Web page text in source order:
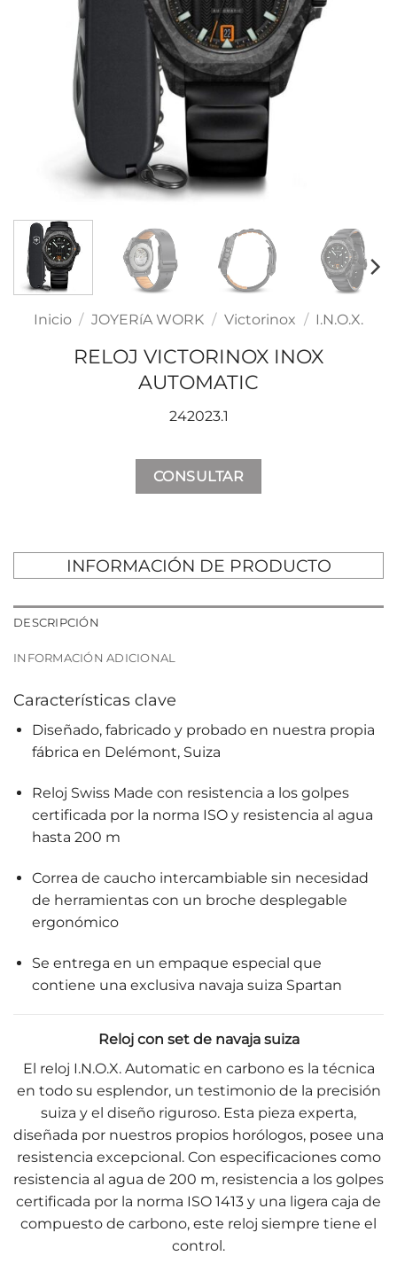
Inicio / JOYERíA WORK / Victorinox / I.N.O.X.
RELOJ VICTORINOX INOX
AUTOMATIC
242023.1
CONSULTAR
INFORMACIÓN DE PRODUCTO
DESCRIPCIÓN
INFORMACIÓN ADICIONAL
Características clave
Diseñado, fabricado y probado en nuestra propia
fábrica en Delémont, Suiza
Reloj Swiss Made con resistencia a los golpes
certificada por la norma ISO y resistencia al agua
hasta 200 m
Correa de caucho intercambiable sin necesidad
de herramientas con un broche desplegable
ergonómico
Se entrega en un empaque especial que
contiene una exclusiva navaja suiza Spartan
Reloj con set de navaja suiza
El reloj I.N.O.X. Automatic en carbono es la técnica
en todo su esplendor, un testimonio de la precisión
suiza y el diseño riguroso. Esta pieza experta,
diseñada por nuestros propios horólogos, posee una
resistencia excepcional. Con especificaciones como
resistencia al agua de 200 m, resistencia a los golpes
certificada por la norma ISO 1413 y una ligera caja de
compuesto de carbono, este reloj siempre tiene el
control.